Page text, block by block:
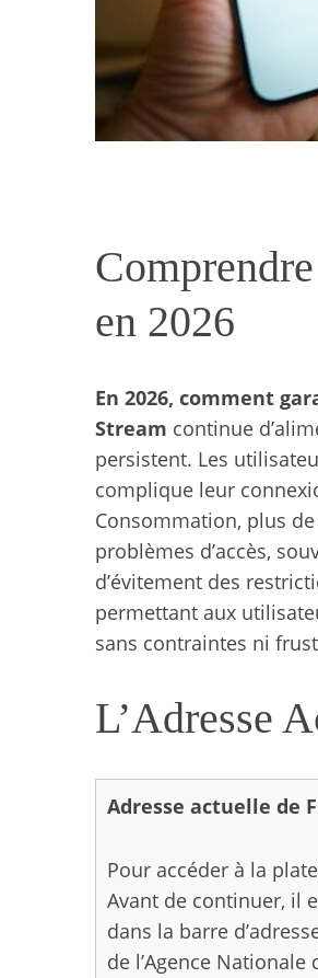
en 2026
En 2026, comment
Stream continue
persistent. Les
complique leur
Consommation, plus
problèmes d’accès,
d’évitement des
permettant aux
sans contraintes ni
L’Adresse
Adresse actuelle de
Pour accéder à la
Avant de continuer, il
dans la barre
de l’Agence